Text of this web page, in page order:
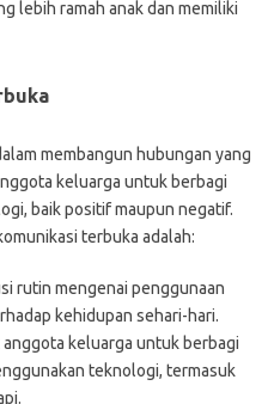
lebih ramah anak dan memiliki
membangun hubungan yang
keluarga untuk berbagi
baik positif maupun negatif.
terbuka adalah:
rutin mengenai penggunaan
kehidupan sehari-hari.
anggota keluarga untuk berbagi
teknologi, termasuk